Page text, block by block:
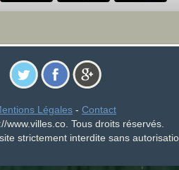
Légales - Contact
www.villes.co. Tous droits réservés.
strictement interdite sans